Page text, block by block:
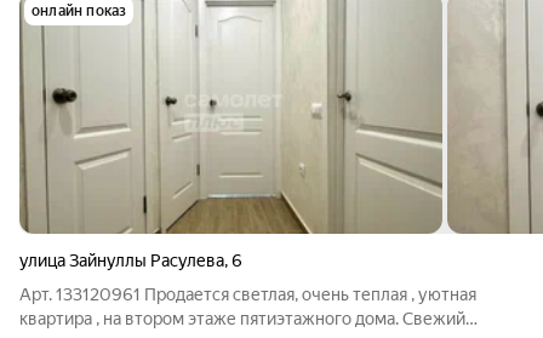
онлайн показ
улица Зайнуллы Расулева,6
Арт. 133120961 Продается светлая, очень теплая , уютная
квартира , на втором этаже пятиэтажного дома. Свежий